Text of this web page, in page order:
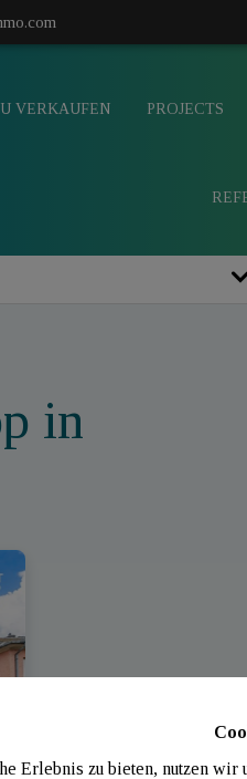
Erlebnis zu bieten, nutzen
VERKAUFEN PROJECTS
in